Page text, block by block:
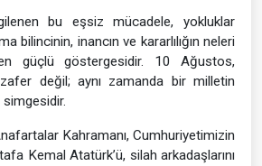
bu eşsiz mücadele, yokluklar
bilincinin, inancın ve kararlılığın neleri
güçlü göstergesidir. 10 Ağustos,
değil; aynı zamanda bir milletin
Kahramanı, Cumhuriyetimizin
Kemal Atatürk’ü, silah arkadaşlarını